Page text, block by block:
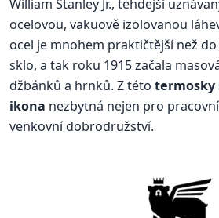
William Stanley Jr., tehdejší
ocelovou, vakuově izolovanou
ocel je mnohem praktičtější než
sklo, a tak roku 1915 začala
džbánků a hrnků. Z této termosky
ikona nezbytná nejen pro
venkovní dobrodružství.